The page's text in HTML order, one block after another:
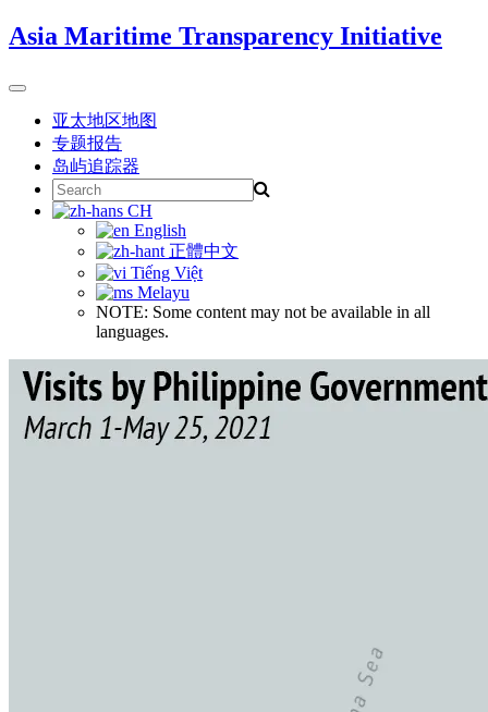
Skip
to
Asia Maritime Transparency Initiative
Toggle
navigation亚太地区地图
专题报告
岛屿追踪器
Search
for:
CH
English
正體中文
Tiếng Việt
Melayu
NOTE: Some content may not be available in all
languages.